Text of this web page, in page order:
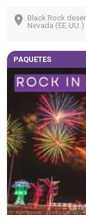
Black Rock
Nevada (EE.UU.)
PAQUETES